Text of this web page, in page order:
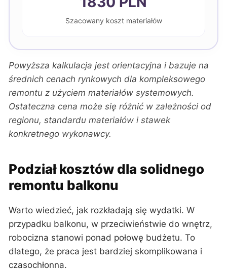
Szacowany koszt materiałów
Powyższa kalkulacja jest orientacyjna i bazuje na
średnich cenach rynkowych dla kompleksowego
remontu z użyciem materiałów systemowych.
Ostateczna cena może się różnić w zależności od
regionu, standardu materiałów i stawek
konkretnego wykonawcy.
Podział kosztów dla solidnego
remontu balkonu
Warto wiedzieć, jak rozkładają się wydatki. W
przypadku balkonu, w przeciwieństwie do wnętrz,
robocizna stanowi ponad połowę budżetu. To
dlatego, że praca jest bardziej skomplikowana i
czasochłonna.